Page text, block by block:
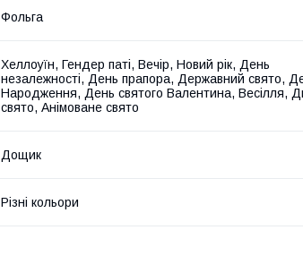
Фольга
Хеллоуїн, Гендер паті, Вечір, Новий рік, День
незалежності, День прапора, Державний свято,
Народження, День святого Валентина, Весілля,
свято, Анімоване свято
Дощик
Різні кольори